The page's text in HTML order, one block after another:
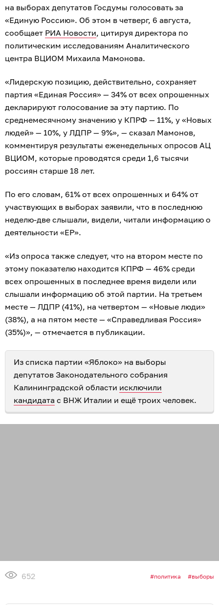
на выборах депутатов Госдумы голосовать за
«Единую Россию». Об этом в четверг, 6 августа,
сообщает РИА Новости, цитируя директора по
политическим исследованиям Аналитического
центра ВЦИОМ Михаила Мамонова.
«Лидерскую позицию, действительно, сохраняет
партия «Единая Россия» — 34% от всех опрошенных
декларируют голосование за эту партию. По
среднемесячному значению у КПРФ — 11%, у «Новых
людей» — 10%, у ЛДПР — 9%», — сказал Мамонов,
комментируя результаты еженедельных опросов АЦ
ВЦИОМ, которые проводятся среди 1,6 тысячи
россиян старше 18 лет.
По его словам, 61% от всех опрошенных и 64% от
участвующих в выборах заявили, что в последнюю
неделю-две слышали, видели, читали информацию о
деятельности «ЕР».
«Из опроса также следует, что на втором месте по
этому показателю находится КПРФ — 46% среди
всех опрошенных в последнее время видели или
слышали информацию об этой партии. На третьем
месте — ЛДПР (41%), на четвертом — «Новые люди»
(38%), а на пятом месте — «Справедливая Россия»
(35%)», — отмечается в публикации.
Из списка партии «Яблоко» на выборы
депутатов Законодательного собрания
Калининградской области исключили
кандидата с ВНЖ Италии и ещё троих человек.
652 политика выборы